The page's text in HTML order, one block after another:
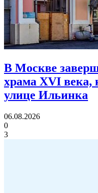
В Москве
храма XVI века,
улице Ильинка
06.08.2026
0
3